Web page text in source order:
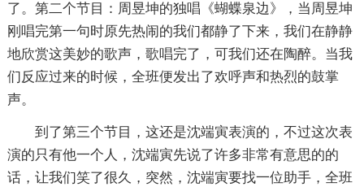
了。第二个节目：周昱坤的独唱《蝴蝶泉边》，当周昱坤
刚唱完第一句时原先热闹的我们都静了下来，我们在静静
地欣赏这美妙的歌声，歌唱完了，可我们还在陶醉。当我
们反应过来的时候，全班便发出了欢呼声和热烈的鼓掌
声。
到了第三个节目，这还是沈端寅表演的，不过这次表
演的只有他一个人，沈端寅先说了许多非常有意思的的
话，让我们笑了很久，突然，沈端寅要找一位助手，全班